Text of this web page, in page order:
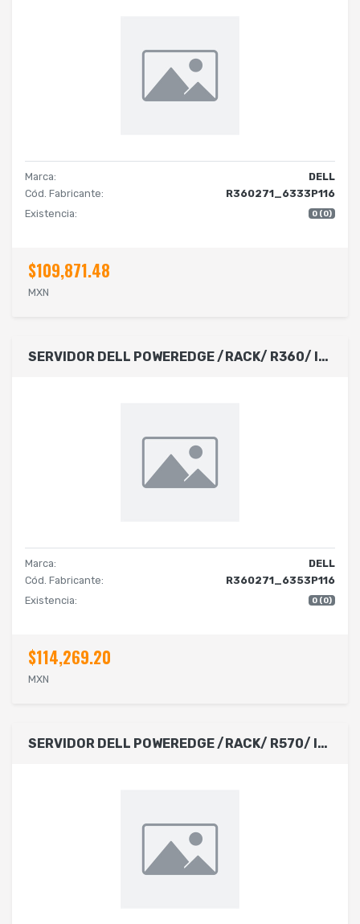
Marca:
DELL
Cód. Fabricante:
R360271_6333P116
Existencia:
0 (0)
$109,871.48
MXN
SERVIDOR DELL POWEREDGE /RACK/ R360/ INTEL XEON 6353P /8 CORES-2.7GHZ /16GB DE RAM/ SSD 480GB SATA /CONTROLADORA H755/ SIN SISTEMA OPERATIVO/4 BAHIAS PARA DISCOS 3.5/ 3 AÑOS DE GARANTIA PROSUPPORT
Marca:
DELL
Cód. Fabricante:
R360271_6353P116
Existencia:
0 (0)
$114,269.20
MXN
SERVIDOR DELL POWEREDGE /RACK/ R570/ INTEL XEON 6 PERFORMANCE 6511P/16 CORES /4 X MEMORIAS 32GB/SSD 480GB SATA/SIN SISTEMA OPERATIVO/ 12 BAHIAS PARA DISCOS 3.5/3 AÑOS DE GARANTA PROSUPPORT